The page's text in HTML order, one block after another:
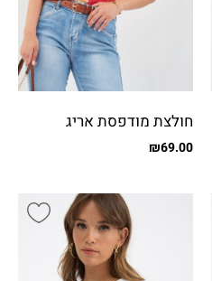
חולצת מודפסת אריג
₪69.00